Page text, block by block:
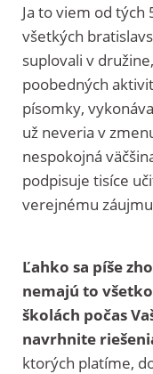
Ja to viem od
všetkých
suplovali v
poobedných
písomky,
už neveria v
nespokojná
podpisuje tisíce
verejnému
Ľahko sa píše
nemajú to
školách počas
navrhnite
ktorých platíme,